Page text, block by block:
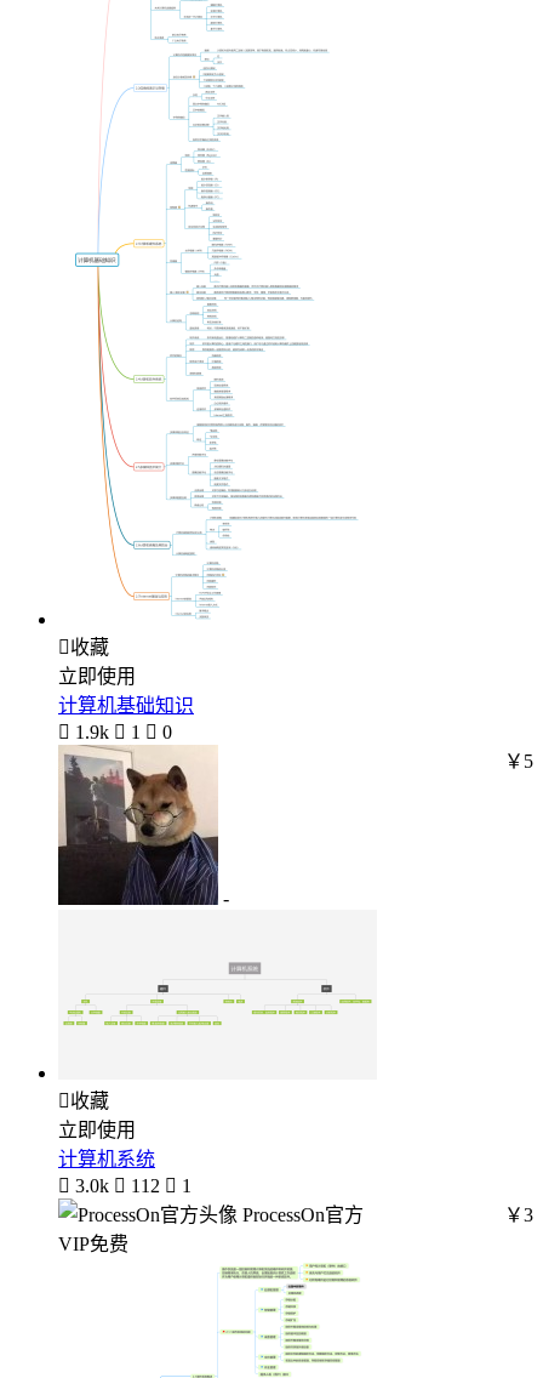
收藏
立即使用
计算机基础知识
 1.9k  1  0
-
￥5
收藏
立即使用
计算机系统
 3.0k  112  1
ProcessOn官方
￥3
VIP免费